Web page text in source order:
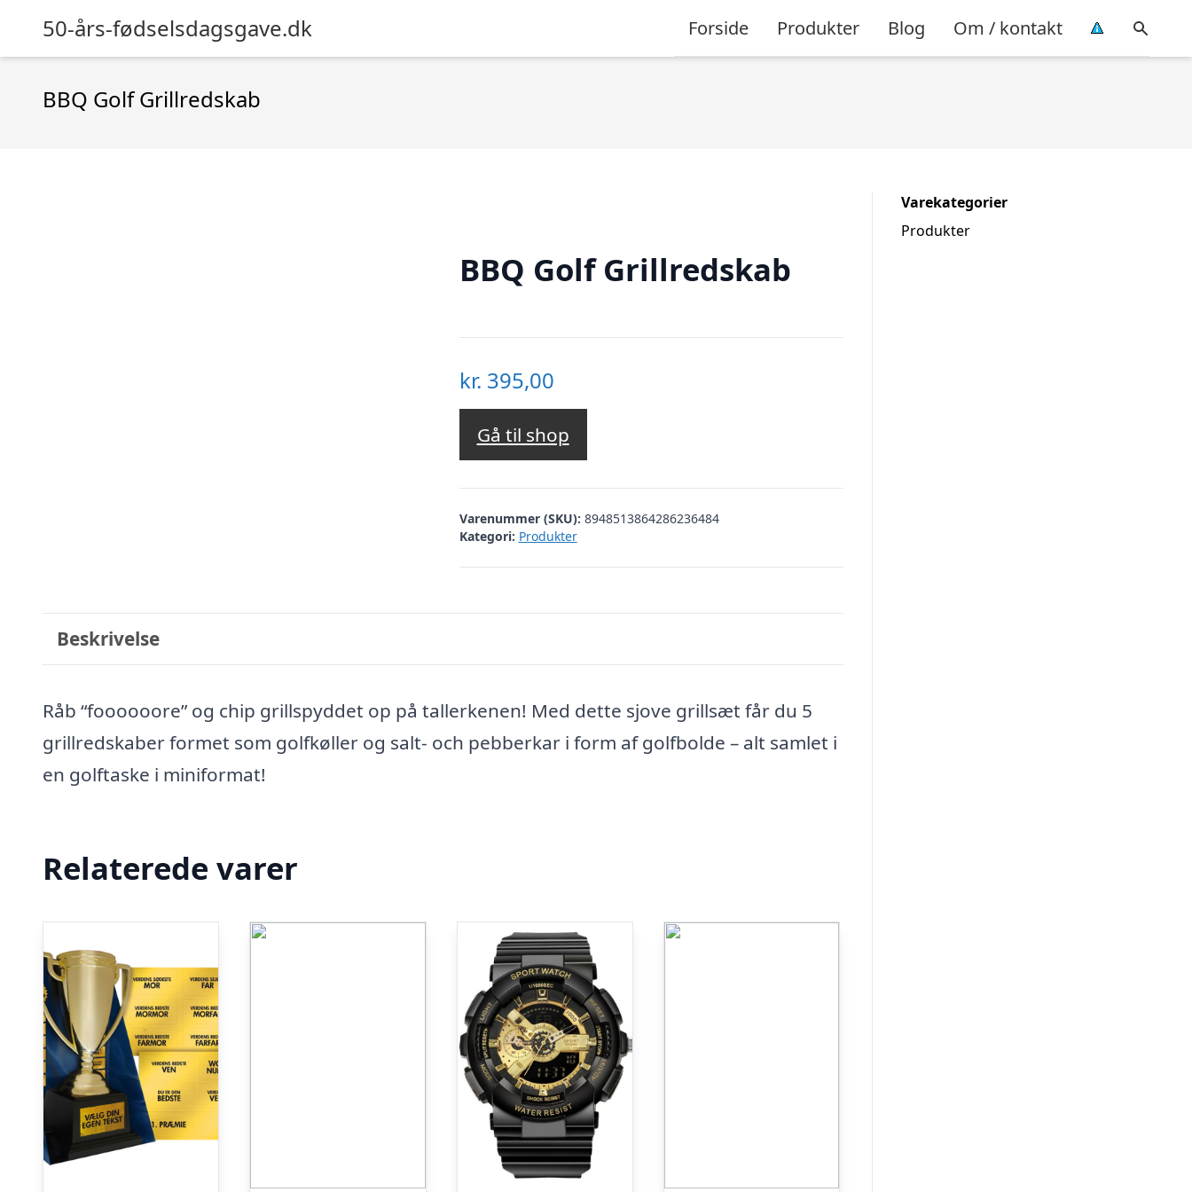
50-års-fødselsdagsgave.dk Forside Produkter Blog Om / kontakt
BBQ Golf Grillredskab
BBQ Golf Grillredskab
kr. 395,00
Gå til shop
Varenummer (SKU): 8948513864286236484
Kategori: Produkter
Beskrivelse
Råb “foooooore” og chip grillspyddet op på tallerkenen! Med dette sjove grillsæt får du 5
grillredskaber formet som golfkøller og salt- och pebberkar i form af golfbolde – alt samlet i
en golftaske i miniformat!
Relaterede varer
Varekategorier
Produkter